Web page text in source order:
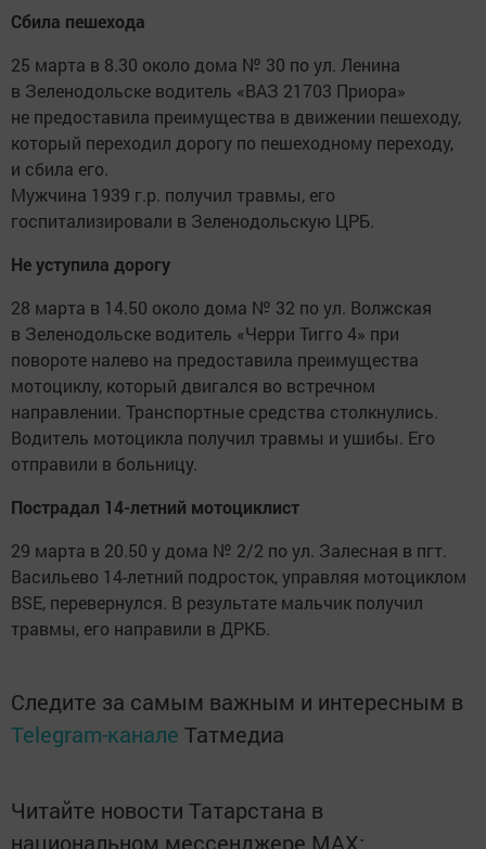
Сбила пешехода
25 марта в 8.30 около дома № 30 по ул. Ленина
в Зеленодольске водитель «ВАЗ 21703 Приора»
не предоставила преимущества в движении пешеходу,
который переходил дорогу по пешеходному переходу,
и сбила его.
Мужчина 1939 г.р. получил травмы, его
госпитализировали в Зеленодольскую ЦРБ.
Не уступила дорогу
28 марта в 14.50 около дома № 32 по ул. Волжская
в Зеленодольске водитель «Черри Тигго 4» при
повороте налево на предоставила преимущества
мотоциклу, который двигался во встречном
направлении. Транспортные средства столкнулись.
Водитель мотоцикла получил травмы и ушибы. Его
отправили в больницу.
Пострадал 14-летний мотоциклист
29 марта в 20.50 у дома № 2/2 по ул. Залесная в пгт.
Васильево 14-летний подросток, управляя мотоциклом
BSE, перевернулся. В результате мальчик получил
травмы, его направили в ДРКБ.
Следите за самым важным и интересным в
Telegram-канале Татмедиа
Читайте новости Татарстана в
национальном мессенджере MАХ: